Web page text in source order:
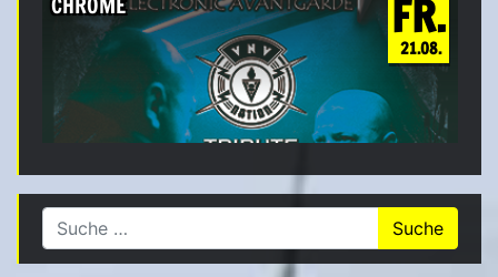
FR.
21.08.
Suche nach: